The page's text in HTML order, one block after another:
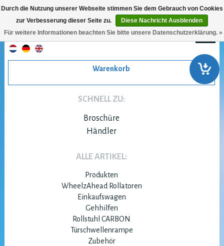
Warenkorb
SCHNELL ZU:
Broschüre
Händler
ALLE ARTIKEL:
Produkten
WheelzAhead Rollatoren
Einkaufswagen
Gehhilfen
Rollstuhl CARBON
Türschwellenrampe
Zubehör
Durch die Nutzung unserer Webseite stimmen Sie dem Gebrauch von Cookies
zur Verbesserung dieser Seite zu.
Diese Nachricht Ausblenden
Für weitere Informationen beachten Sie bitte unsere Datenschutzerklärung. »